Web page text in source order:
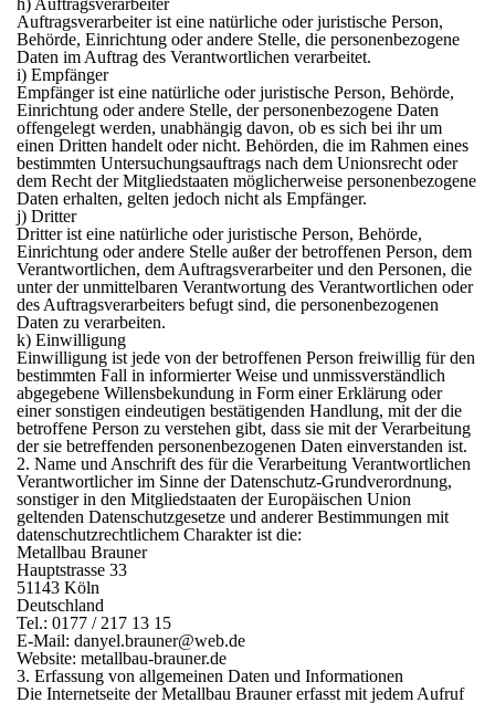
h) Auftragsverarbeiter
Auftragsverarbeiter ist eine natürliche oder juristische Person,
Behörde, Einrichtung oder andere Stelle, die personenbezogene
Daten im Auftrag des Verantwortlichen verarbeitet.
i) Empfänger
Empfänger ist eine natürliche oder juristische Person, Behörde,
Einrichtung oder andere Stelle, der personenbezogene Daten
offengelegt werden, unabhängig davon, ob es sich bei ihr um
einen Dritten handelt oder nicht. Behörden, die im Rahmen eines
bestimmten Untersuchungsauftrags nach dem Unionsrecht oder
dem Recht der Mitgliedstaaten möglicherweise personenbezogene
Daten erhalten, gelten jedoch nicht als Empfänger.
j) Dritter
Dritter ist eine natürliche oder juristische Person, Behörde,
Einrichtung oder andere Stelle außer der betroffenen Person, dem
Verantwortlichen, dem Auftragsverarbeiter und den Personen, die
unter der unmittelbaren Verantwortung des Verantwortlichen oder
des Auftragsverarbeiters befugt sind, die personenbezogenen
Daten zu verarbeiten.
k) Einwilligung
Einwilligung ist jede von der betroffenen Person freiwillig für den
bestimmten Fall in informierter Weise und unmissverständlich
abgegebene Willensbekundung in Form einer Erklärung oder
einer sonstigen eindeutigen bestätigenden Handlung, mit der die
betroffene Person zu verstehen gibt, dass sie mit der Verarbeitung
der sie betreffenden personenbezogenen Daten einverstanden ist.
2. Name und Anschrift des für die Verarbeitung Verantwortlichen
Verantwortlicher im Sinne der Datenschutz-Grundverordnung,
sonstiger in den Mitgliedstaaten der Europäischen Union
geltenden Datenschutzgesetze und anderer Bestimmungen mit
datenschutzrechtlichem Charakter ist die:
Metallbau Brauner
Hauptstrasse 33
51143 Köln
Deutschland
Tel.: 0177 / 217 13 15
E-Mail: danyel.brauner@web.de
Website: metallbau-brauner.de
3. Erfassung von allgemeinen Daten und Informationen
Die Internetseite der Metallbau Brauner erfasst mit jedem Aufruf